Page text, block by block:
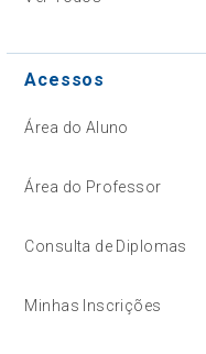
Acessos
Área do Aluno
Área do Professor
Consulta de Diplomas
Minhas Inscrições